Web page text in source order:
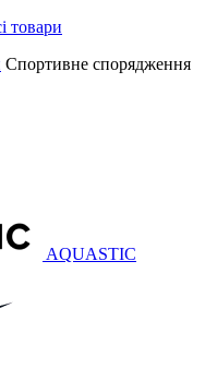
Спортивне спорядження
AQUASTIC